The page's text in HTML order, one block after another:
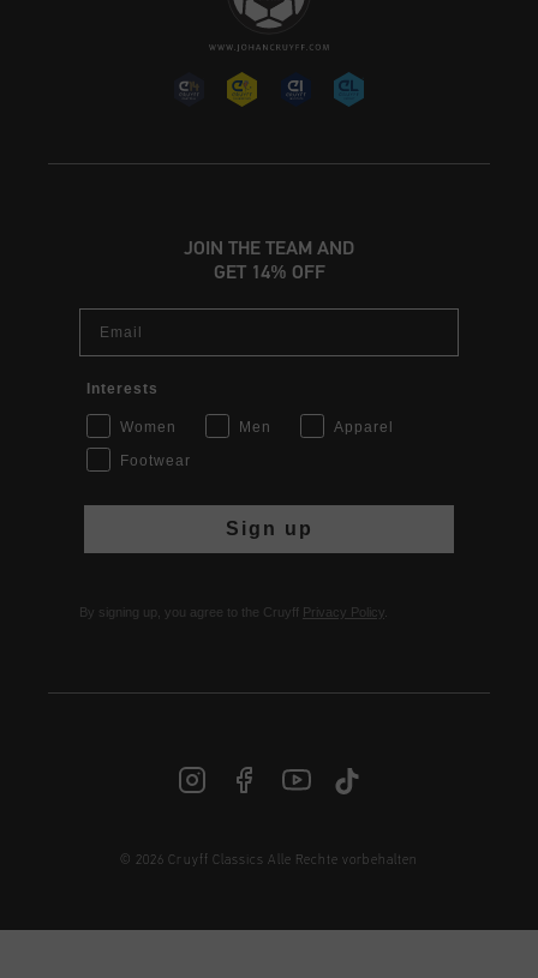
DE | € EUR
JOIN THE TEAM AND
GET 14% OFF
Interests
Women Men
Apparel
Footwear
Sign up
By signing up, you agree to the Cruyff Privacy Policy
© 2026 Cruyff Classics Alle Rechte vorbehalten